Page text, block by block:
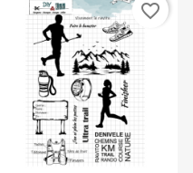
favorite_border